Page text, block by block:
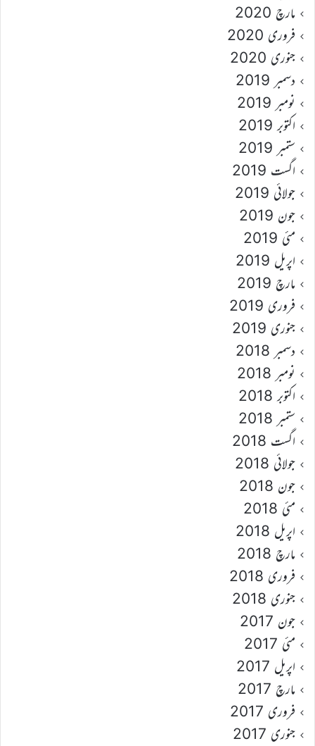
مارچ 2020
فروری 2020
جنوری 2020
دسمبر 2019
نومبر 2019
اکتوبر 2019
ستمبر 2019
اگست 2019
جولائی 2019
جون 2019
مئی 2019
اپریل 2019
مارچ 2019
فروری 2019
جنوری 2019
دسمبر 2018
نومبر 2018
اکتوبر 2018
ستمبر 2018
اگست 2018
جولائی 2018
جون 2018
مئی 2018
اپریل 2018
مارچ 2018
فروری 2018
جنوری 2018
جون 2017
مئی 2017
اپریل 2017
مارچ 2017
فروری 2017
جنوری 2017